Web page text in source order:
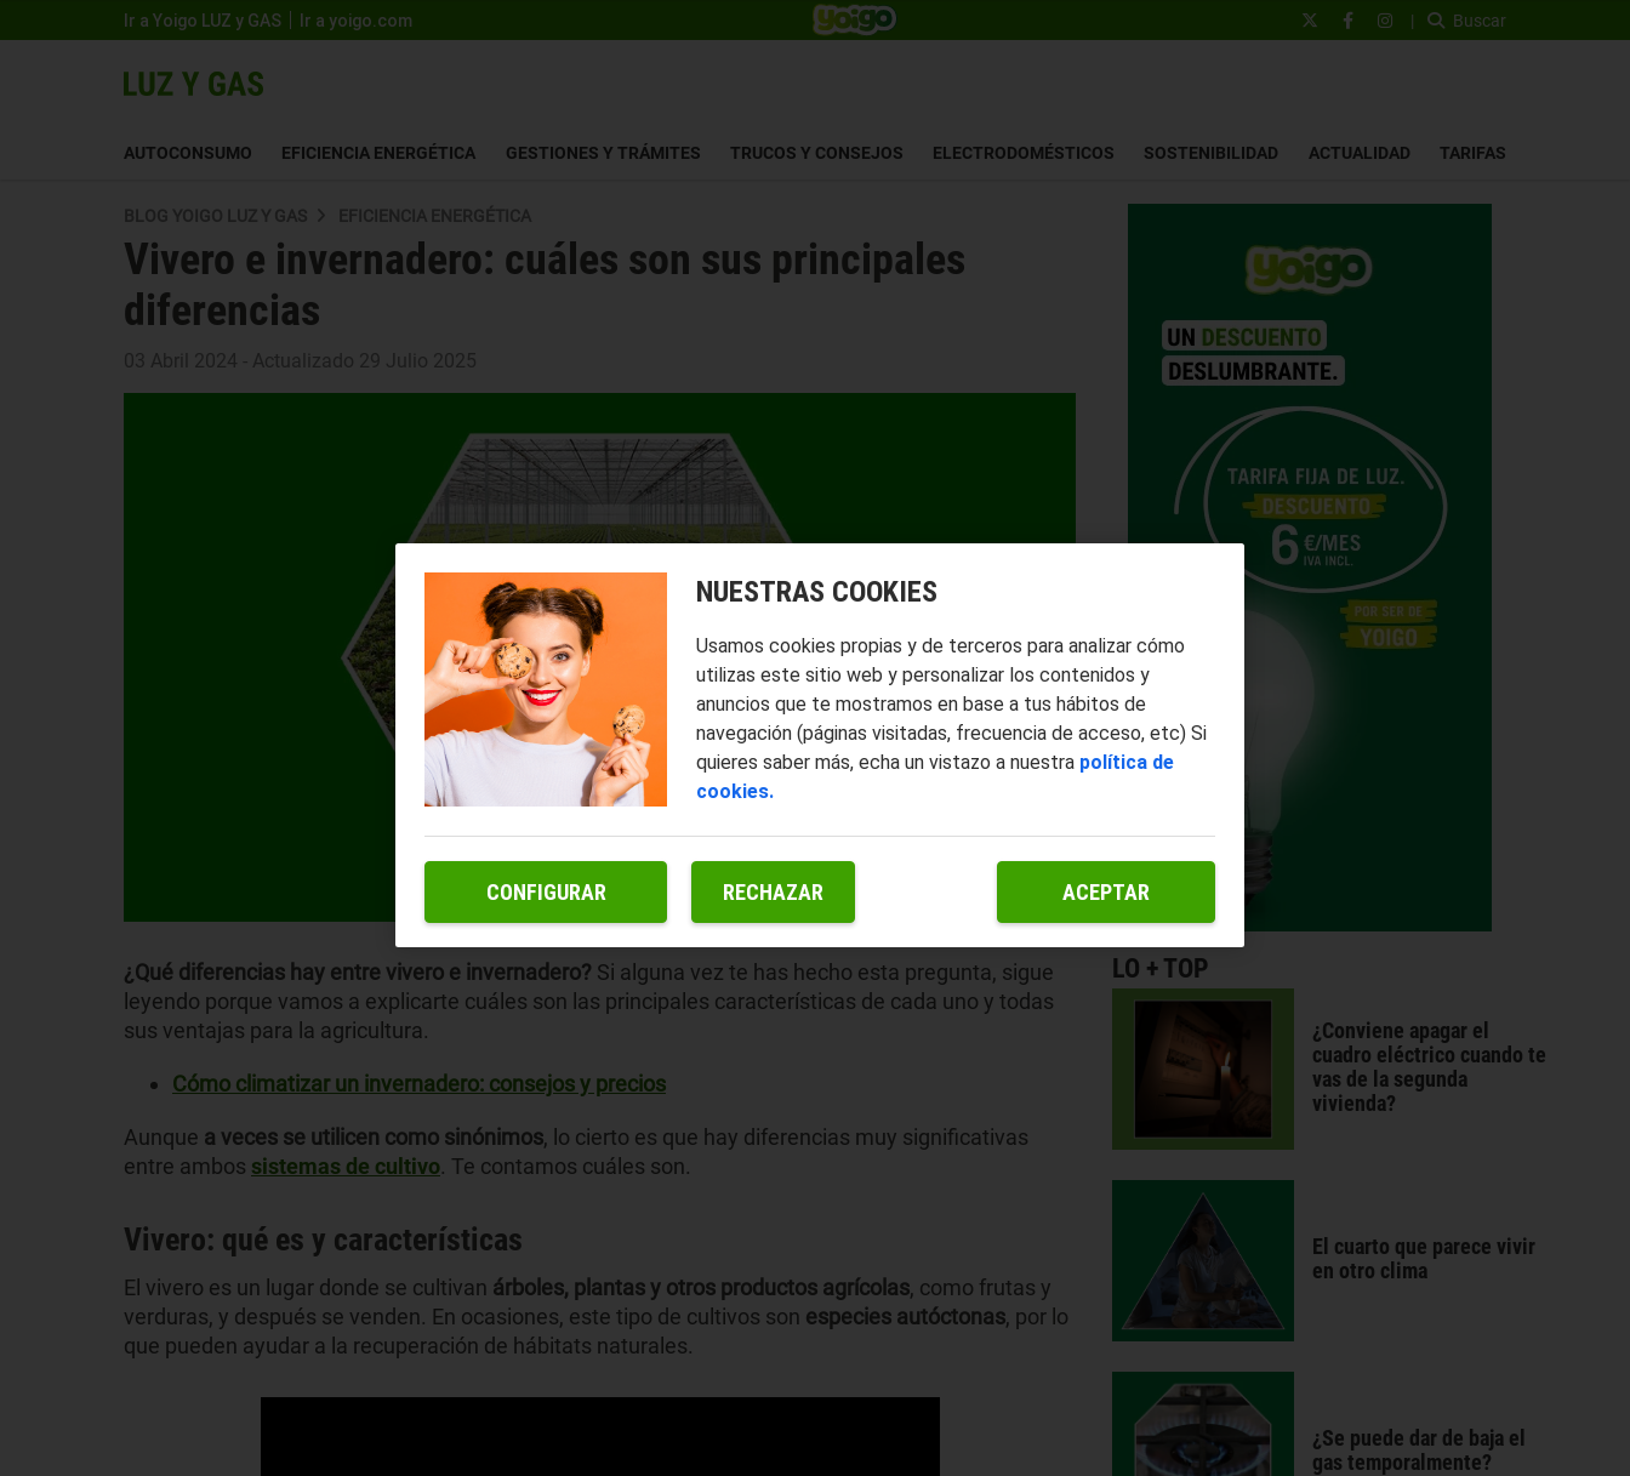
Ir a Yoigo LUZ y GAS Ir a yoigo.com | Buscar
AUTOCONSUMO EFICIENCIA ENERGÉTICA GESTIONES Y TRÁMITES TRUCOS Y CONSEJOS ELECTRODOMÉSTICOS SOSTENIBILIDAD ACTUALIDAD TARIFAS
BLOG YOIGO LUZ Y GAS EFICIENCIA ENERGÉTICA
Vivero e invernadero: cuáles son sus principales
diferencias
03 Abril 2024 - Actualizado 29 Julio 2025
¿Qué diferencias hay entre vivero e invernadero? Si alguna vez te has hecho esta pregunta, sigue
leyendo porque vamos a explicarte cuáles son las principales características de cada uno y todas
sus ventajas para la agricultura.
Cómo climatizar un invernadero: consejos y precios
Aunque a veces se utilicen como sinónimos, lo cierto es que hay diferencias muy significativas
entre ambos sistemas de cultivo. Te contamos cuáles son.
Vivero: qué es y características
El vivero es un lugar donde se cultivan árboles, plantas y otros productos agrícolas, como frutas y
verduras, y después se venden. En ocasiones, este tipo de cultivos son especies autóctonas, por lo
que pueden ayudar a la recuperación de hábitats naturales.
LO + TOP
¿Conviene apagar el
cuadro eléctrico cuando te
vas de la segunda
vivienda?
El cuarto que parece vivir
en otro clima
¿Se puede dar de baja el
gas temporalmente?
NUESTRAS COOKIES
Usamos cookies propias y de terceros para analizar cómo
utilizas este sitio web y personalizar los contenidos y
anuncios que te mostramos en base a tus hábitos de
navegación (páginas visitadas, frecuencia de acceso, etc) Si
quieres saber más, echa un vistazo a nuestra política de
cookies.
CONFIGURAR RECHAZAR ACEPTAR